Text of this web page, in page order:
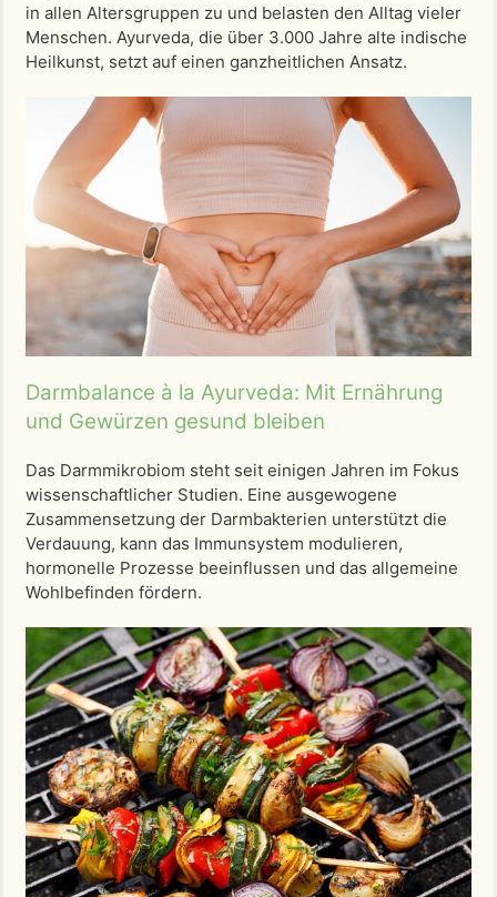
in allen Altersgruppen zu und belasten den Alltag vieler
Menschen. Ayurveda, die über 3.000 Jahre alte indische
Heilkunst, setzt auf einen ganzheitlichen Ansatz.
Darmbalance à la Ayurveda: Mit Ernährung
und Gewürzen gesund bleiben
Das Darmmikrobiom steht seit einigen Jahren im Fokus
wissenschaftlicher Studien. Eine ausgewogene
Zusammensetzung der Darmbakterien unterstützt die
Verdauung, kann das Immunsystem modulieren,
hormonelle Prozesse beeinflussen und das allgemeine
Wohlbefinden fördern.